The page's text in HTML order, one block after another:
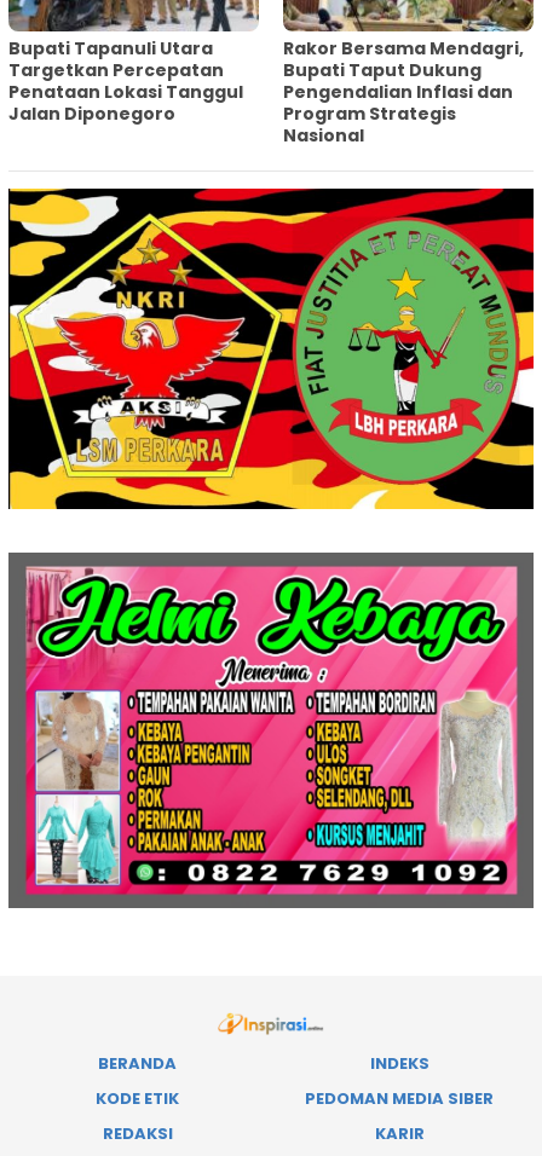
‎Bupati Tapanuli Utara
Targetkan Percepatan
Penataan Lokasi Tanggul
Jalan Diponegoro
Rakor Bersama Mendagri,
Bupati Taput Dukung
Pengendalian Inflasi dan
Program Strategis
Nasional‎
BERANDA
INDEKS
KODE ETIK
PEDOMAN MEDIA SIBER
REDAKSI
KARIR